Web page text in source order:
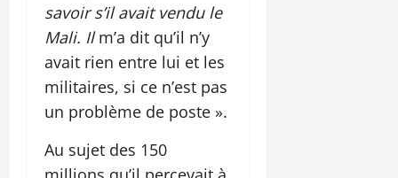
savoir s’il avait vendu le
Mali. Ilm’a dit qu’il n’y
avait rien entre lui et les
militaires, si ce n’est pas
un problème de poste ».
Au sujet des 150